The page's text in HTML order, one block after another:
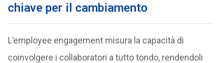
chiave per il cambiamento
L’employee engagement misura la capacità di
coinvolgere i collaboratori a tutto tondo, rendendoli